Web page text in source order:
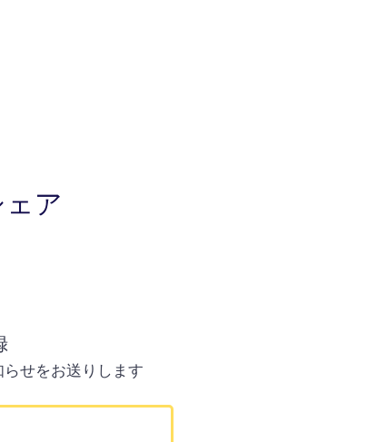
ア
せをお送りします